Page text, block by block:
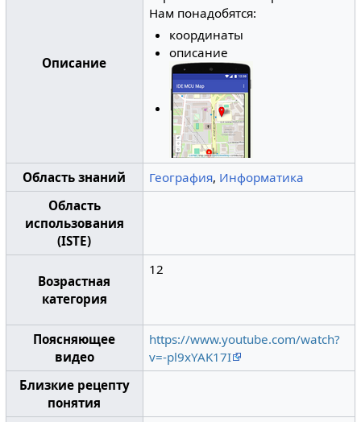
Описание
Нам понадобятся:
координаты
описание
Область знаний География, Информатика
Область
использования
(ISTE)
Возрастная
категория
12
Поясняющее
видео
https://www.youtube.com/watch?
v=-pl9xYAK17I
Близкие рецепту
понятия